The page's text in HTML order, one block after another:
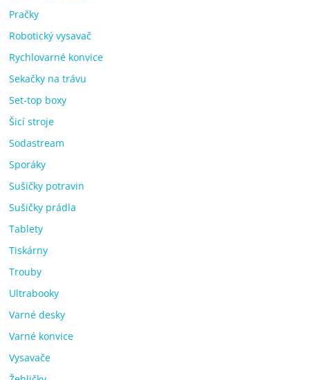
Pračky
Robotický vysavač
Rychlovarné konvice
Sekačky na trávu
Set-top boxy
Šicí stroje
Sodastream
Sporáky
Sušičky potravin
Sušičky prádla
Tablety
Tiskárny
Trouby
Ultrabooky
Varné desky
Varné konvice
Vysavače